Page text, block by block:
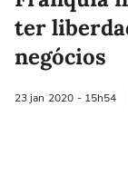
ter
negócios
23 jan 2020 - 15h54